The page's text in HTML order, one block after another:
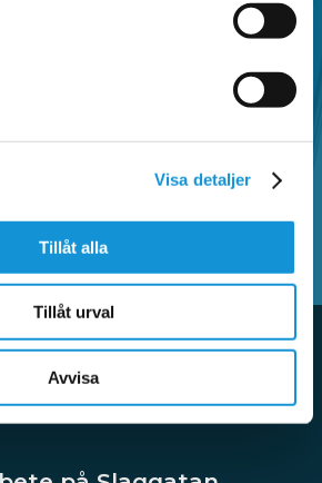
Visa detaljer
Tillåt alla
Tillåt urval
Avvisa
frågor och hitta information